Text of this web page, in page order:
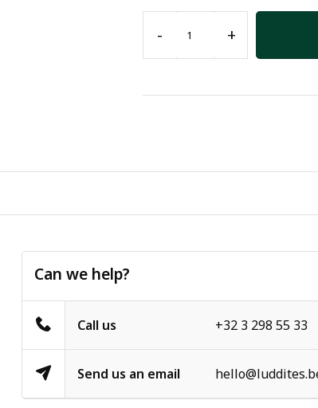
- +
Can we help?
Call us +32 3 298 55 33
Send us an email